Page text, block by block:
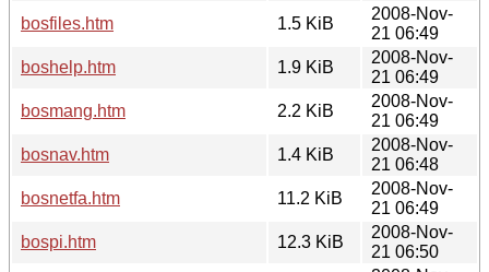
bosfiles.htm
1.5 KiB
2008-Nov-
21 06:49
boshelp.htm
1.9 KiB
2008-Nov-
21 06:49
bosmang.htm
2.2 KiB
2008-Nov-
21 06:49
bosnav.htm
1.4 KiB
2008-Nov-
21 06:48
bosnetfa.htm
11.2 KiB
2008-Nov-
21 06:49
bospi.htm
12.3 KiB
2008-Nov-
21 06:50